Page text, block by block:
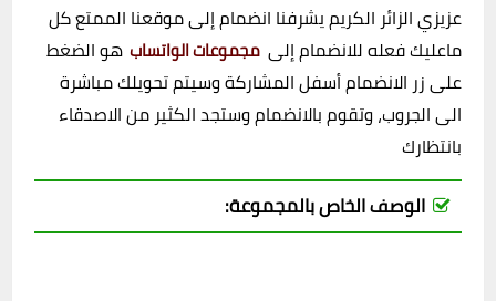
عزيزي الزائر الكريم يشرفنا انضمام إلى موقعنا الممتع كل
ماعليك فعله للانضمام إلى مجموعات الواتساب هو الضغط
على زر الانضمام أسفل المشاركة وسيتم تحويلك مباشرة
الى الجروب، وتقوم بالانضمام وستجد الكثير من الاصدقاء
بانتظارك
الوصف الخاص بالمجموعة: